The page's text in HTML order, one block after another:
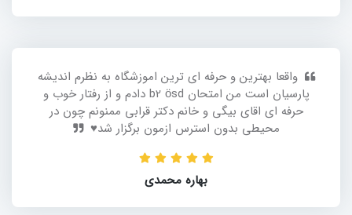
واقعا بهترین و حرفه ای ترین اموزشگاه به نظرم اندیشه
پارسیان است من امتحان b2 ösd دادم و از رفتار خوب و
حرفه ای اقای بیگی و خانم دکتر قرابی ممنونم چون در
محیطی بدون استرس ازمون برگزار شد♥️
بهاره محمدی